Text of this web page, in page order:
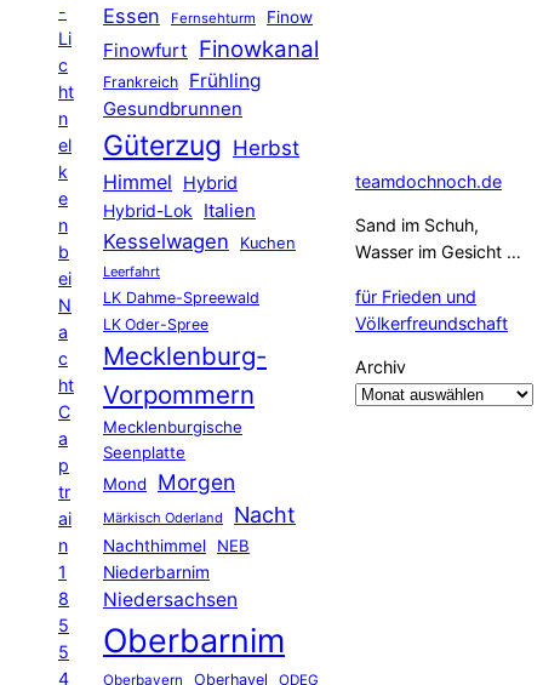
-
Li
c
ht
n
el
k
e
n
b
ei
N
a
c
ht
C
a
p
tr
ai
n
1
8
5
5
4
Essen Fernsehturm Finow
Finowfurt Finowkanal
Frankreich Frühling
Gesundbrunnen
Güterzug Herbst
Himmel
Hybrid
Hybrid-Lok Italien
Kesselwagen Kuchen
Leerfahrt
LK Dahme-Spreewald
LK Oder-Spree
Mecklenburg-
Vorpommern
Mecklenburgische
Seenplatte
Mond
Morgen
Märkisch Oderland Nacht
Nachthimmel
NEB
Niederbarnim
Niedersachsen
Oberbarnim
Oberbayern Oberhavel ODEG
teamdochnoch.de
Sand im Schuh,
Wasser im Gesicht …
für Frieden und
Völkerfreundschaft
Archiv